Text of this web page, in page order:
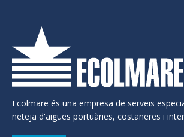
Ecolmare és una empresa de serveis
neteja d'aigües portuàries, costaneres i